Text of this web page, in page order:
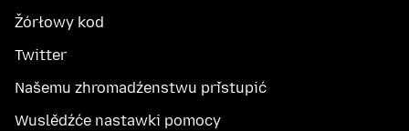
Žórłowy kod
Twitter
Našemu zhromadźenstwu přistupić
Wuslědźće nastawki pomocy